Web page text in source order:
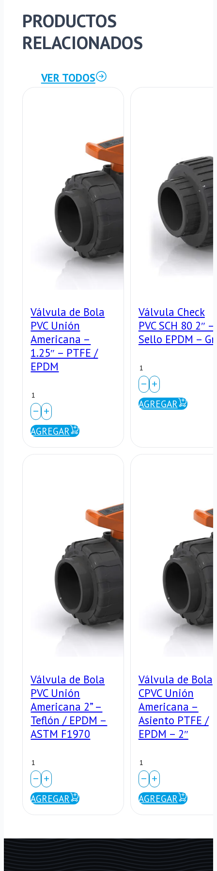
PRODUCTOS
RELACIONADOS
VER TODOS
Válvula de Bola
PVC Unión
Americana –
1.25″ – PTFE /
EPDM
Válvula
de
Bola
PVC
PTFE
EPDM
cantidad
AGREGAR
Válvula Check
PVC SCH 80 2″ –
Sello EPDM –
Válvula
Check
PVC
2"
cantidad
AGREGAR
Válvula de Bola
PVC Unión
Americana 2” –
Teflón / EPDM –
ASTM F1970
Válvula
de
Bola
PVC
AGREGAR
Válvula de Bola
CPVC Unión
Americana –
Asiento PTFE /
EPDM – 2″
Válvula
de
Bola
CPVC
AGREGAR